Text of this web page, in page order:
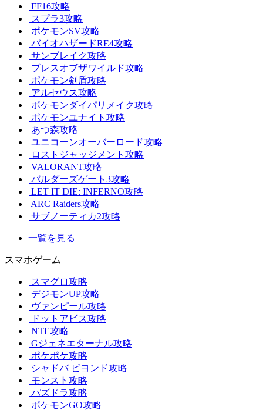
FF16攻略
スプラ3攻略
ポケモンSV攻略
バイオハザードRE4攻略
サンブレイク攻略
ブレスオブザワイルド攻略
ポケモン剣盾攻略
アルセウス攻略
ポケモンダイパリメイク攻略
ポケモンユナイト攻略
あつ森攻略
ユニコーンオーバーロード攻略
ロストジャッジメント攻略
VALORANT攻略
バルダーズゲート3攻略
LET IT DIE: INFERNO攻略
ARC Raiders攻略
サブノーティカ2攻略
一覧を見る
スマホゲーム
スマグロ攻略
デジモンUP攻略
ヴァンピール攻略
ドットアビス攻略
NTE攻略
Gジェネエターナル攻略
ポケポケ攻略
シャドバ ビヨンド攻略
モンスト攻略
パズドラ攻略
ポケモンGO攻略